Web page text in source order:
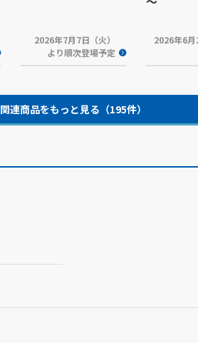
2026年7月7日（火）
より順次登場予定
2026年6月
関連商品をもっと見る（195件）